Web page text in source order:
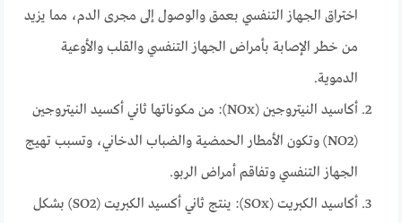
اختراق الجهاز التنفسي بعمق والوصول إلى مجرى الدم، مما يزيد
من خطر الإصابة بأمراض الجهاز التنفسي والقلب والأوعية
الدموية.
أكاسيد النيتروجين (NOx): من مكوناتها ثاني أكسيد النيتروجين
(NO2) وتكون الأمطار الحمضية والضباب الدخاني، وتسبب تهيج
الجهاز التنفسي وتفاقم أمراض الربو.
أكاسيد الكبريت (SOx): ينتج ثاني أكسيد الكبريت (SO2) بشكل